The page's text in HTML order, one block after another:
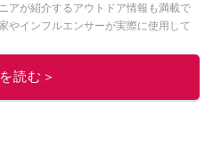
アが紹介するアウトドア情報も満載で
やインフルエンサーが実際に使用して
読む＞